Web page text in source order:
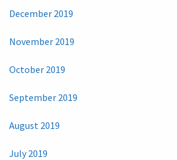
December 2019
November 2019
October 2019
September 2019
August 2019
July 2019